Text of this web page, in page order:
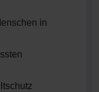
in